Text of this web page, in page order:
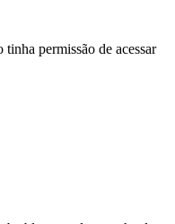
permissão de acessar